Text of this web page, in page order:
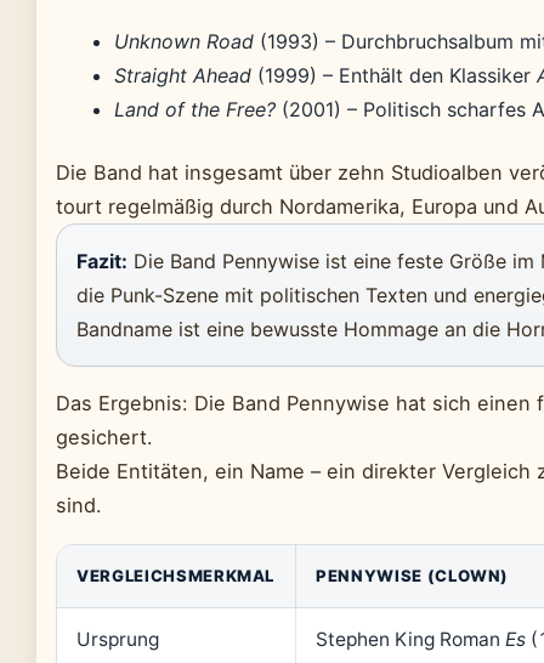
Unknown Road (1993) – Durchbruchsalbum
Straight Ahead (1999) – Enthält den Klassiker
Land of the Free? (2001) – Politisch scharfes
Die Band hat insgesamt über zehn Studioalben
tourt regelmäßig durch Nordamerika, Europa und
Fazit: Die Band Pennywise ist eine feste Größe
die Punk-Szene mit politischen Texten und
Bandname ist eine bewusste Hommage an die
Das Ergebnis: Die Band Pennywise hat sich
gesichert.
Beide Entitäten, ein Name – ein direkter
sind.
VERGLEICHSMERKMAL PENNYWISE (CLOWN)
Ursprung Stephen King Roman Es